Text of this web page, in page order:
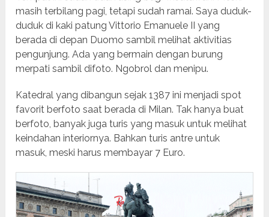
masih terbilang pagi, tetapi sudah ramai. Saya duduk-
duduk di kaki patung Vittorio Emanuele II yang
berada di depan Duomo sambil melihat aktivitias
pengunjung. Ada yang bermain dengan burung
merpati sambil difoto. Ngobrol dan menipu.
Katedral yang dibangun sejak 1387 ini menjadi spot
favorit berfoto saat berada di Milan. Tak hanya buat
berfoto, banyak juga turis yang masuk untuk melihat
keindahan interiornya. Bahkan turis antre untuk
masuk, meski harus membayar 7 Euro.